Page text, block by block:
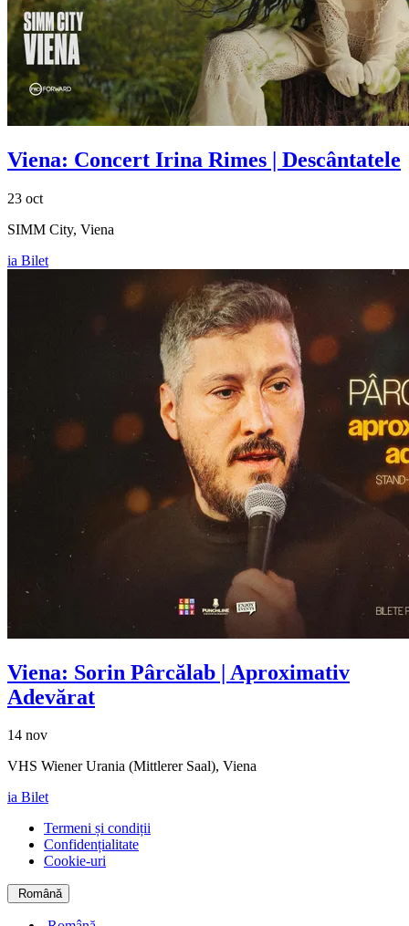
Viena: Concert Irina Rimes | Descântatele
23 oct
SIMM City, Viena
ia Bilet
Viena: Sorin Pârcălab | Aproximativ
Adevărat
14 nov
VHS Wiener Urania (Mittlerer Saal), Viena
ia Bilet
Termeni și condiții
Confidențialitate
Cookie-uri
Română